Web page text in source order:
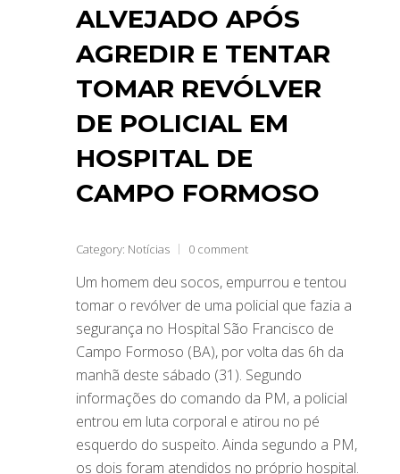
ALVEJADO APÓS
AGREDIR E TENTAR
TOMAR REVÓLVER
DE POLICIAL EM
HOSPITAL DE
CAMPO FORMOSO
Category: Notícias 0 comment
Um homem deu socos, empurrou e tentou
tomar o revólver de uma policial que fazia a
segurança no Hospital São Francisco de
Campo Formoso (BA), por volta das 6h da
manhã deste sábado (31). Segundo
informações do comando da PM, a policial
entrou em luta corporal e atirou no pé
esquerdo do suspeito. Ainda segundo a PM,
os dois foram atendidos no próprio hospital.